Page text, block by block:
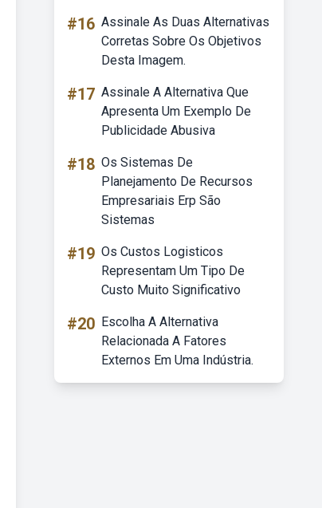
#16 Assinale As Duas Alternativas
Corretas Sobre Os Objetivos
Desta Imagem.
#17 Assinale A Alternativa Que
Apresenta Um Exemplo De
Publicidade Abusiva
#18 Os Sistemas De
Planejamento De Recursos
Empresariais Erp São
Sistemas
#19 Os Custos Logisticos
Representam Um Tipo De
Custo Muito Significativo
#20 Escolha A Alternativa
Relacionada A Fatores
Externos Em Uma Indústria.